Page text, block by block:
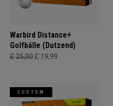
Warbird Distance+
Golfbälle (Dutzend)
£ 25,00 £ 19,99
CUSTOM